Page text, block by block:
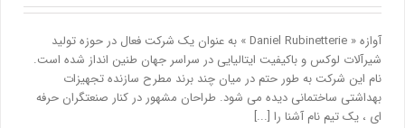
آوازه « Daniel Rubinetterie » به عنوان یک شرکت فعال در حوزه تولید
شیرآلات لوکس و باکیفیت ایتالیایی در سراسر جهان طنین انداز شده است.
نام این شرکت به طور حتم در میان چند برند مطرح سازنده تجهیزات
بهداشتی ساختمانی دیده می شود. طراحان مشهور در کنار صنعتگران حرفه
ای ، یک تیم نام آشنا را [...]